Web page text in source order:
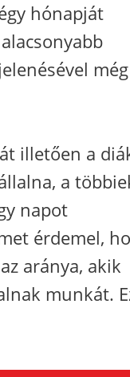
hónapját
még
illetően a
a
napot
érdemel,
aránya, akik
munkát.